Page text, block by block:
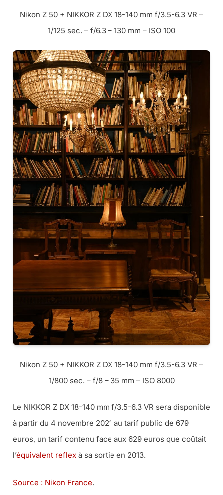
Nikon Z 50 + NIKKOR Z DX 18-140 mm f/3.5-6.3 VR –
1/125 sec. – f/6.3 – 130 mm – ISO 100
Nikon Z 50 + NIKKOR Z DX 18-140 mm f/3.5-6.3 VR –
1/800 sec. – f/8 – 35 mm – ISO 8000
Le NIKKOR Z DX 18-140 mm f/3.5-6.3 VR sera disponible
à partir du 4 novembre 2021 au tarif public de 679
euros, un tarif contenu face aux 629 euros que coûtait
l’équivalent reflex à sa sortie en 2013.
Source : Nikon France.